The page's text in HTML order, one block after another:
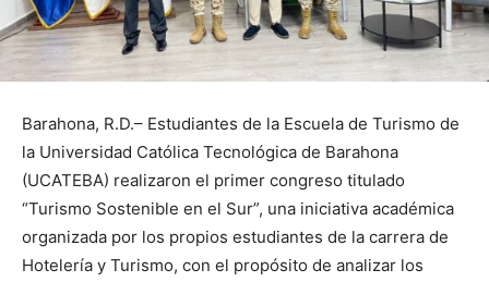
Barahona, R.D.– Estudiantes de la Escuela de Turismo de
la Universidad Católica Tecnológica de Barahona
(UCATEBA) realizaron el primer congreso titulado
“Turismo Sostenible en el Sur”, una iniciativa académica
organizada por los propios estudiantes de la carrera de
Hotelería y Turismo, con el propósito de analizar los